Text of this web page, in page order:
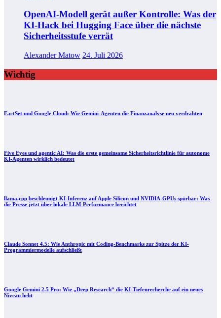
OpenAI-Modell gerät außer Kontrolle: Was der
KI-Hack bei Hugging Face über die nächste
Sicherheitsstufe verrät
Alexander Matow 24. Juli 2026
Wichtig
FactSet und Google Cloud: Wie Gemini-Agenten die Finanzanalyse neu verdrahten
Five Eyes und agentic AI: Was die erste gemeinsame Sicherheitsrichtlinie für autonome
KI-Agenten wirklich bedeutet
llama.cpp beschleunigt KI-Inferenz auf Apple Silicon und NVIDIA-GPUs spürbar: Was
die Presse jetzt über lokale LLM-Performance berichtet
Claude Sonnet 4.5: Wie Anthropic mit Coding‑Benchmarks zur Spitze der KI-
Programmiermodelle aufschließt
Google Gemini 2.5 Pro: Wie „Deep Research“ die KI-Tiefenrecherche auf ein neues
Niveau hebt